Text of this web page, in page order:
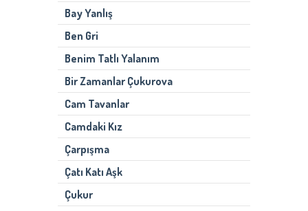
Bay Yanlış
Ben Gri
Benim Tatlı Yalanım
Bir Zamanlar Çukurova
Cam Tavanlar
Camdaki Kız
Çarpışma
Çatı Katı Aşk
Çukur